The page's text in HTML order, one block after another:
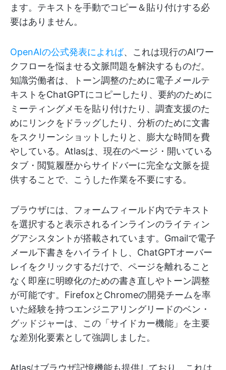
ます。テキストを手動でコピー＆貼り付けする必
要はありません。
OpenAIの公式発表によれば、これは現行のAIワー
クフローを悩ませる文脈問題を解決するものだ。
知識労働者は、トーン調整のために電子メールテ
キストをChatGPTにコピーしたり、要約のために
ミーティングメモを貼り付けたり、調査支援のた
めにリンクをドラッグしたり、分析のために文書
をスクリーンショットしたりと、膨大な時間を費
やしている。Atlasは、現在のページ・開いている
タブ・閲覧履歴からサイドバーに完全な文脈を提
供することで、こうした作業を不要にする。
ブラウザには、フォームフィールド内でテキスト
を選択すると表示されるインラインのライティン
グアシスタントが搭載されています。Gmailで電子
メール下書きをハイライトし、ChatGPTオーバー
レイをクリックするだけで、ページを離れること
なく即座に明瞭化のための書き直しやトーン調整
が可能です。FirefoxとChromeの開発チームを率
いた経験を持つエンジニアリングリードのベン・
グッドジャーは、この「サイドカー機能」を主要
な差別化要素として強調しました。
Atlasはブラウザ記憶機能も提供しており、これは